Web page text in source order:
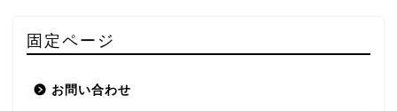
固定ページ
お問い合わせ